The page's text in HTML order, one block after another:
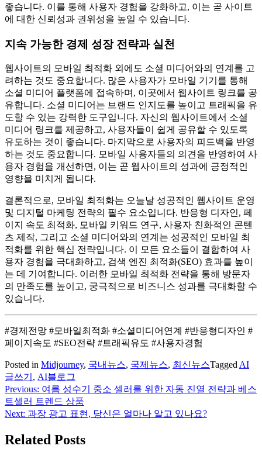
좋습니다. 이를 통해 사용자 경험을 강화하고, 이는 곧 사이트
에 대한 신뢰성과 권위성을 높일 수 있습니다.
지속 가능한 경제 성장 전략과 실천
웹사이트의 모바일 최적화 외에도 소셜 미디어와의 연계를 고
려하는 것도 중요합니다. 많은 사용자가 모바일 기기를 통해
소셜 미디어 플랫폼에 접속하며, 이곳에서 웹사이트 링크를 공
유합니다. 소셜 미디어는 브랜드 인지도를 높이고 트래픽을 유
도할 수 있는 강력한 도구입니다. 자신의 웹사이트에서 소셜
미디어 링크를 제공하고, 사용자들이 쉽게 공유할 수 있도록
유도하는 것이 좋습니다. 마지막으로 사용자의 피드백을 반영
하는 것도 중요합니다. 모바일 사용자들의 의견을 반영하여 사
용자 경험을 개선하면, 이는 곧 웹사이트의 성과에 긍정적인
영향을 미치게 됩니다.
결론적으로, 모바일 최적화는 오늘날 성공적인 웹사이트 운영
및 디지털 마케팅 전략의 필수 요소입니다. 반응형 디자인, 페
이지 속도 최적화, 모바일 키워드 연구, 사용자 친화적인 콘텐
츠 제작, 그리고 소셜 미디어와의 연계는 성공적인 모바일 최
적화를 위한 핵심 전략입니다. 이 모든 요소들이 결합하여 사
용자 경험을 극대화하고, 검색 엔진 최적화(SEO) 효과를 높이
는 데 기여합니다. 이러한 모바일 최적화 전략을 통해 방문자
의 만족도를 높이고, 궁극적으로 비즈니스 성과를 극대화할 수
있습니다.
#경제전망 #모바일최적화 #소셜미디어연계 #반응형디자인 #
페이지속도 #SEO전략 #트래픽유도 #사용자경험
Posted in Midjourney, 국내뉴스, 국제뉴스, 최신뉴스Tagged AI
글쓰기 , AI블로그
글
탐
Previous: 여름 성수기 중소 셀러를 위한 자동 진열 전략과 베스
트셀러 트렌드 상품
Next: 과장 광고 표현, 당신은 얼마나 알고 있나요?
Related Posts